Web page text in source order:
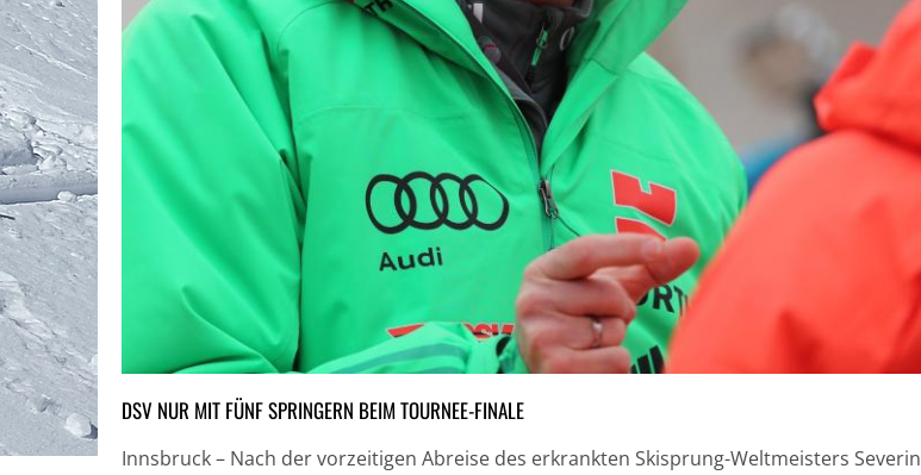
DSV NUR MIT FÜNF SPRINGERN BEIM TOURNEE-FINALE
Innsbruck – Nach der vorzeitigen Abreise des erkrankten Skisprung-Weltmeisters Severin